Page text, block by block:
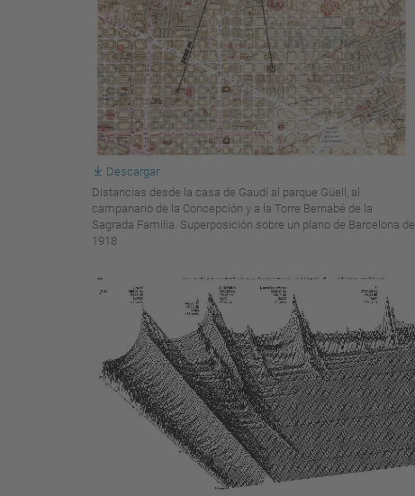
Descargar
Distancias desde la casa de Gaudí al parque Güell, al
campanario de la Concepción y a la Torre Bernabé de la
Sagrada Familia. Superposición sobre un plano de Barcelona de
1918